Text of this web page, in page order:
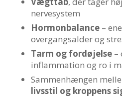
nervesystem
Hormonbalance–
overgangsalder og
Tarm og fordøjelse–
inflammation og ro i
Sammenhængen
livsstil og kroppens